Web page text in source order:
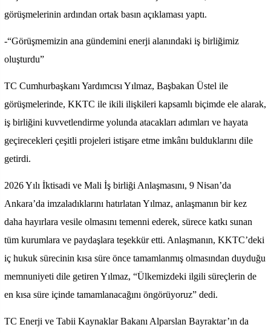
görüşmelerinin ardından ortak basın açıklaması yaptı.
-“Görüşmemizin ana gündemini enerji alanındaki iş birliğimiz
oluşturdu”
TC Cumhurbaşkanı Yardımcısı Yılmaz, Başbakan Üstel ile
görüşmelerinde, KKTC ile ikili ilişkileri kapsamlı biçimde ele alarak,
iş birliğini kuvvetlendirme yolunda atacakları adımları ve hayata
geçirecekleri çeşitli projeleri istişare etme imkânı bulduklarını dile
getirdi.
2026 Yılı İktisadi ve Mali İş birliği Anlaşmasını, 9 Nisan’da
Ankara’da imzaladıklarını hatırlatan Yılmaz, anlaşmanın bir kez
daha hayırlara vesile olmasını temenni ederek, sürece katkı sunan
tüm kurumlara ve paydaşlara teşekkür etti. Anlaşmanın, KKTC’deki
iç hukuk sürecinin kısa süre önce tamamlanmış olmasından duyduğu
memnuniyeti dile getiren Yılmaz, “Ülkemizdeki ilgili süreçlerin de
en kısa süre içinde tamamlanacağını öngörüyoruz” dedi.
TC Enerji ve Tabii Kaynaklar Bakanı Alparslan Bayraktar’ın da